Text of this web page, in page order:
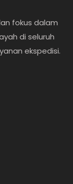
fokus dalam
di seluruh
ekspedisi.